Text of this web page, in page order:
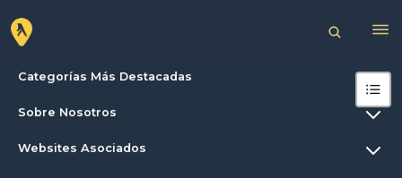
Categorías Más Destacadas
Sobre Nosotros
Websites Asociados